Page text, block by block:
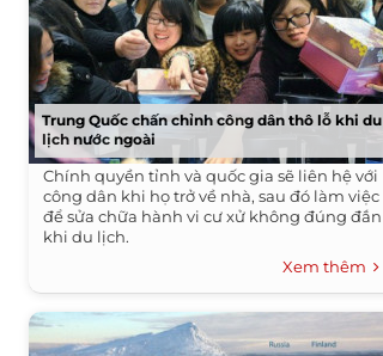
Trung Quốc chấn chỉnh công dân thô lỗ khi du
lịch nước ngoài
Chính quyền tỉnh và quốc gia sẽ liên hệ với
công dân khi họ trở về nhà, sau đó làm việc
để sửa chữa hành vi cư xử không đúng đắn
khi du lịch.
Xem thêm